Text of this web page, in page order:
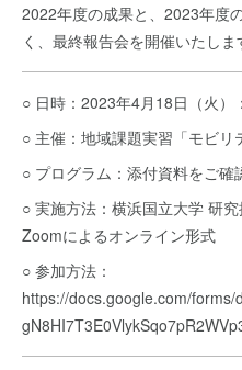
2022年度の成果と、2023年度
く、最終報告会を開催いたしま
○ 日時：2023年4月18日（火
○ 主催：地域課題実習「モビリ
○ プログラム：添付資料をご確
○ 実施方法：横浜国立大学 研
Zoomによるオンライン形式
○ 参加方法：
https://docs.google.com/forms/